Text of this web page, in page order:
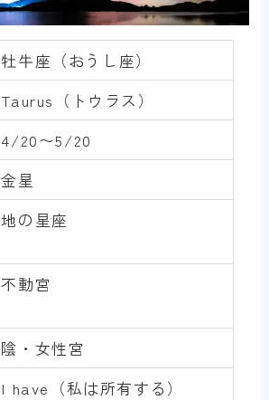
牡牛座（おうし座）
Taurus（トウラス）
4/20〜5/20
金星
地の星座
不動宮
陰・女性宮
I have（私は所有する）